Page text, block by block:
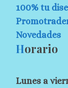
100% tu
Novedades
Horario
Lunes a